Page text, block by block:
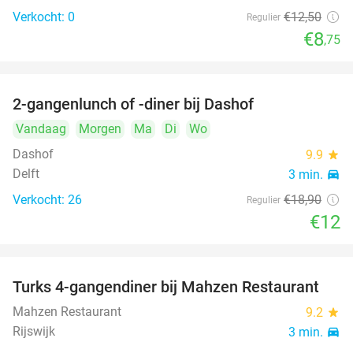
Verkocht: 0 Regulier €12,50
€8,75
2-gangenlunch of -diner bij Dashof
Vandaag Morgen Ma Di
Wo
Dashof
9.9 star
Delft 3 min. directions_car
Verkocht: 26 Regulier €18,90
€12
59%
Turks 4-gangendiner bij Mahzen Restaurant
Mahzen Restaurant 9.2 star
Rijswijk 3 min. directions_car